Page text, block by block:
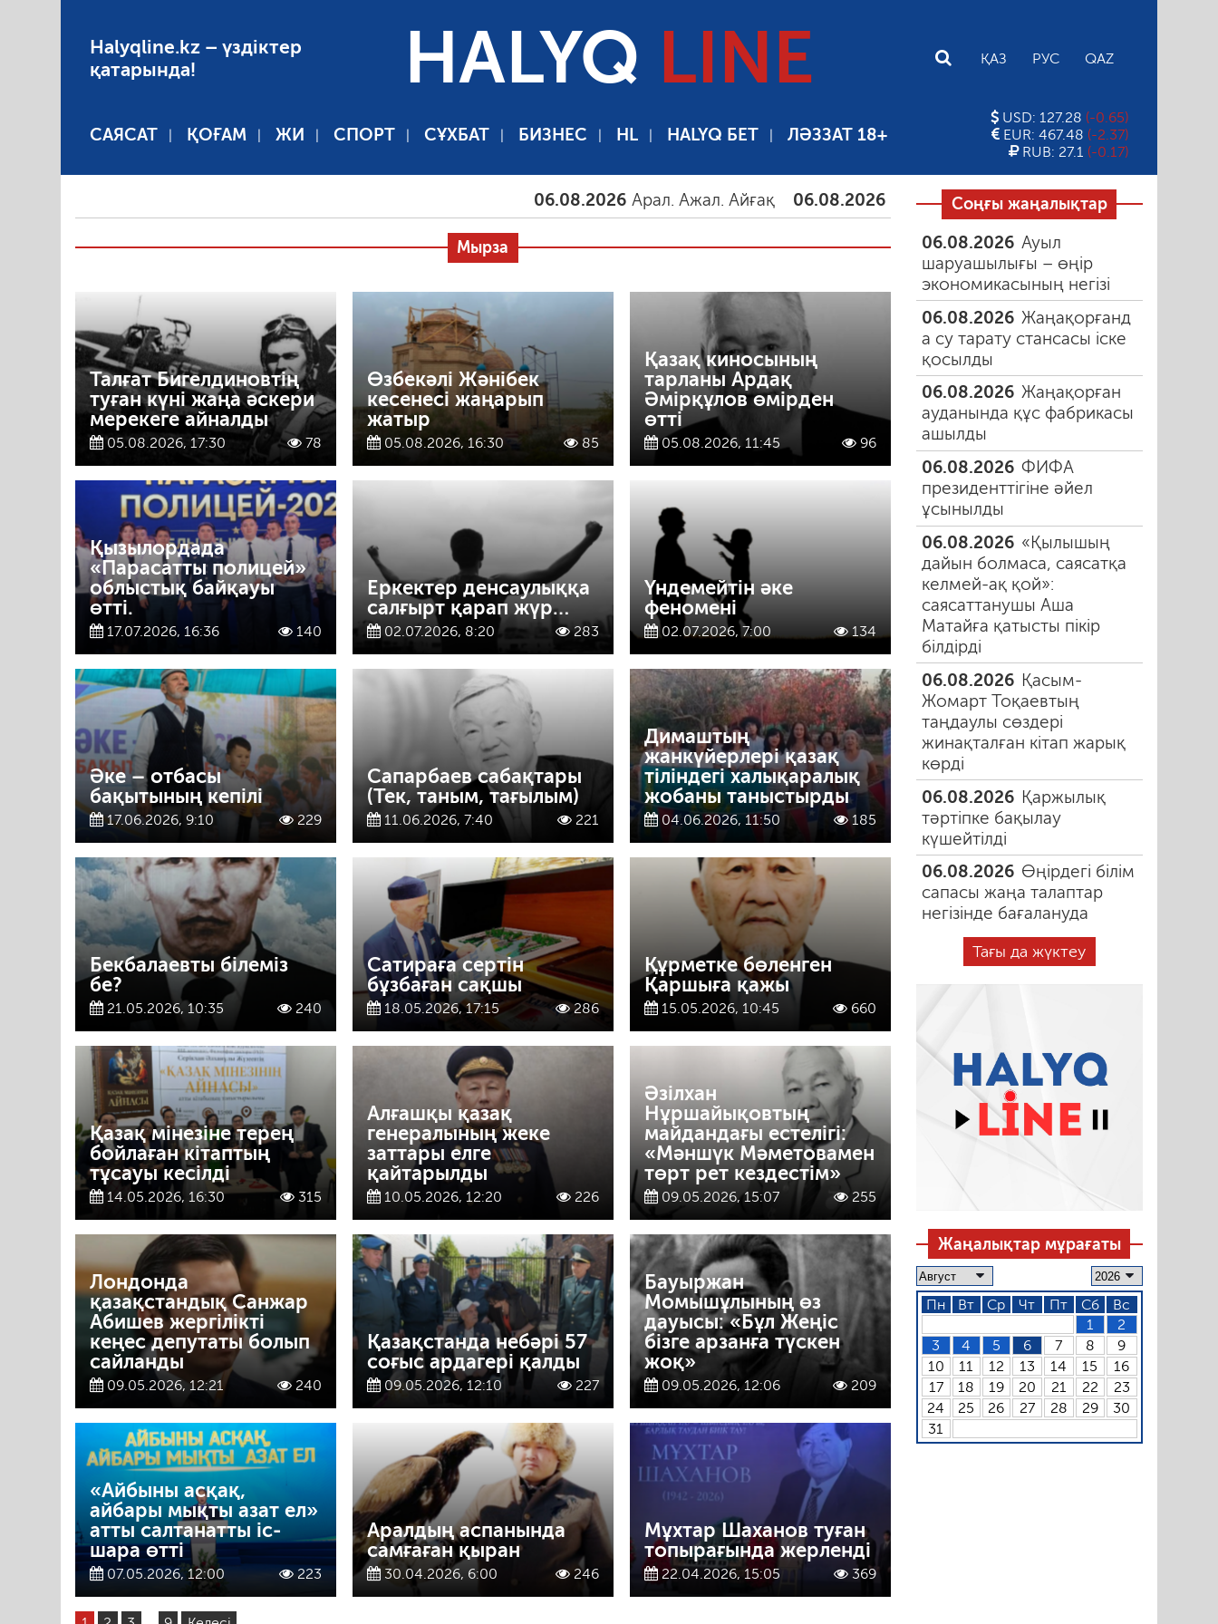
Halyqline.kz – үздіктер
қатарында!
HALYQ LINE ҚАЗ РУС QAZ
САЯСАТ ҚОҒАМ ЖИ СПОРТ СҰХБАТ БИЗНЕС HL HALYQ БЕТ ЛӘЗЗАТ 18+
USD: 127.28 (-0.65)
EUR: 467.48 (-2.37)
RUB: 27.1 (-0.17)
06.08.2026 Арал. Ажал. Айғақ 06.08.2026 Тамыздағы таңғы түтін 06.08.2026 Құмарлық
Мырза
Талғат Бигелдиновтің
туған күні жаңа әскери
мерекеге айналды
05.08.2026, 17:30 78
Өзбекәлі Жәнібек
кесенесі жаңарып
жатыр
05.08.2026, 16:30 85
Қазақ киносының
тарланы Ардақ
Әмірқұлов өмірден
өтті
05.08.2026, 11:45 96
Қызылордада
«Парасатты полицей»
облыстық байқауы
өтті.
17.07.2026, 16:36 140
Еркектер денсаулыққа
салғырт қарап жүр…
02.07.2026, 8:20 283
Үндемейтін әке
феномені
02.07.2026, 7:00 134
Әке – отбасы
бақытының кепілі
17.06.2026, 9:10 229
Сапарбаев сабақтары
(Тек, таным, тағылым)
11.06.2026, 7:40 221
Димаштың
жанкүйерлері қазақ
тіліндегі халықаралық
жобаны таныстырды
04.06.2026, 11:50 185
Бекбалаевты білеміз
бе?
21.05.2026, 10:35 240
Сатираға сертін
бұзбаған сақшы
18.05.2026, 17:15 286
Құрметке бөленген
Қаршыға қажы
15.05.2026, 10:45 660
Қазақ мінезіне терең
бойлаған кітаптың
тұсауы кесілді
14.05.2026, 16:30 315
Алғашқы қазақ
генералының жеке
заттары елге
қайтарылды
10.05.2026, 12:20 226
Әзілхан
Нұршайықовтың
майдандағы естелігі:
«Мәншүк Мәметовамен
төрт рет кездестім»
09.05.2026, 15:07 255
Лондонда
қазақстандық Санжар
Абишев жергілікті
кеңес депутаты болып
сайланды
09.05.2026, 12:21 240
Қазақстанда небәрі 57
соғыс ардагері қалды
09.05.2026, 12:10 227
Бауыржан
Момышұлының өз
дауысы: «Бұл Жеңіс
бізге арзанға түскен
жоқ»
09.05.2026, 12:06 209
«Айбыны асқақ,
айбары мықты азат ел»
атты салтанатты іс-
шара өтті
07.05.2026, 12:00 223
Аралдың аспанында
самғаған қыран
30.04.2026, 6:00 246
Мұхтар Шаханов туған
топырағында жерленді
22.04.2026, 15:05 369
Соңғы жаңалықтар
06.08.2026 Ауыл
шаруашылығы – өңір
экономикасының негізі
06.08.2026 Жаңақорғанд
а су тарату стансасы іске
қосылды
06.08.2026 Жаңақорған
ауданында құс фабрикасы
ашылды
06.08.2026 ФИФА
президенттігіне әйел
ұсынылды
06.08.2026 «Қылышың
дайын болмаса, саясатқа
келмей-ақ қой»:
саясаттанушы Аша
Матайға қатысты пікір
білдірді
06.08.2026 Қасым-
Жомарт Тоқаевтың
таңдаулы сөздері
жинақталған кітап жарық
көрді
06.08.2026 Қаржылық
тәртіпке бақылау
күшейтілді
06.08.2026 Өңірдегі білім
сапасы жаңа талаптар
негізінде бағалануда
Тағы да жүктеу
Жаңалықтар мұрағаты
Пн Вт Ср Чт Пт Сб
Вс
1
2
3
4 5 6 7 8
9
10
11 12 13 14 15
16
17
18 19 20 21 22
23
24
25 26 27 28 29
30
31